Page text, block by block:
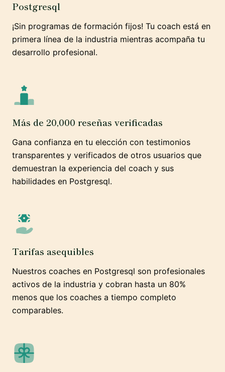
Postgresql
¡Sin programas de formación fijos! Tu coach está en
primera línea de la industria mientras acompaña tu
desarrollo profesional.
Más de 20,000 reseñas verificadas
Gana confianza en tu elección con testimonios
transparentes y verificados de otros usuarios que
demuestran la experiencia del coach y sus
habilidades en Postgresql.
Tarifas asequibles
Nuestros coaches en Postgresql son profesionales
activos de la industria y cobran hasta un 80%
menos que los coaches a tiempo completo
comparables.